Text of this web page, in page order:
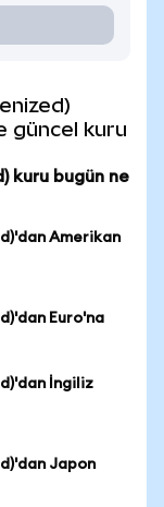
güncel kuru
kuru bugün ne
Amerikan
Euro'na
İngiliz
Japon